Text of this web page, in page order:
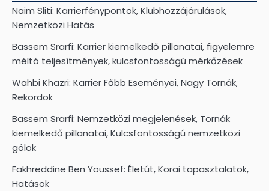
Naim Sliti: Karrierfénypontok, Klubhozzájárulások,
Nemzetközi Hatás
Bassem Srarfi: Karrier kiemelkedő pillanatai, figyelemre
méltó teljesítmények, kulcsfontosságú mérkőzések
Wahbi Khazri: Karrier Főbb Eseményei, Nagy Tornák,
Rekordok
Bassem Srarfi: Nemzetközi megjelenések, Tornák
kiemelkedő pillanatai, Kulcsfontosságú nemzetközi
gólok
Fakhreddine Ben Youssef: Életút, Korai tapasztalatok,
Hatások